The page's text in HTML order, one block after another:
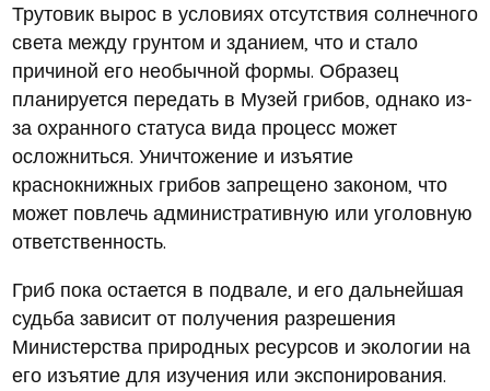
Трутовик вырос в условиях отсутствия солнечного
света между грунтом и зданием, что и стало
причиной его необычной формы. Образец
планируется передать в Музей грибов, однако из-
за охранного статуса вида процесс может
осложниться. Уничтожение и изъятие
краснокнижных грибов запрещено законом, что
может повлечь административную или уголовную
ответственность.
Гриб пока остается в подвале, и его дальнейшая
судьба зависит от получения разрешения
Министерства природных ресурсов и экологии на
его изъятие для изучения или экспонирования.